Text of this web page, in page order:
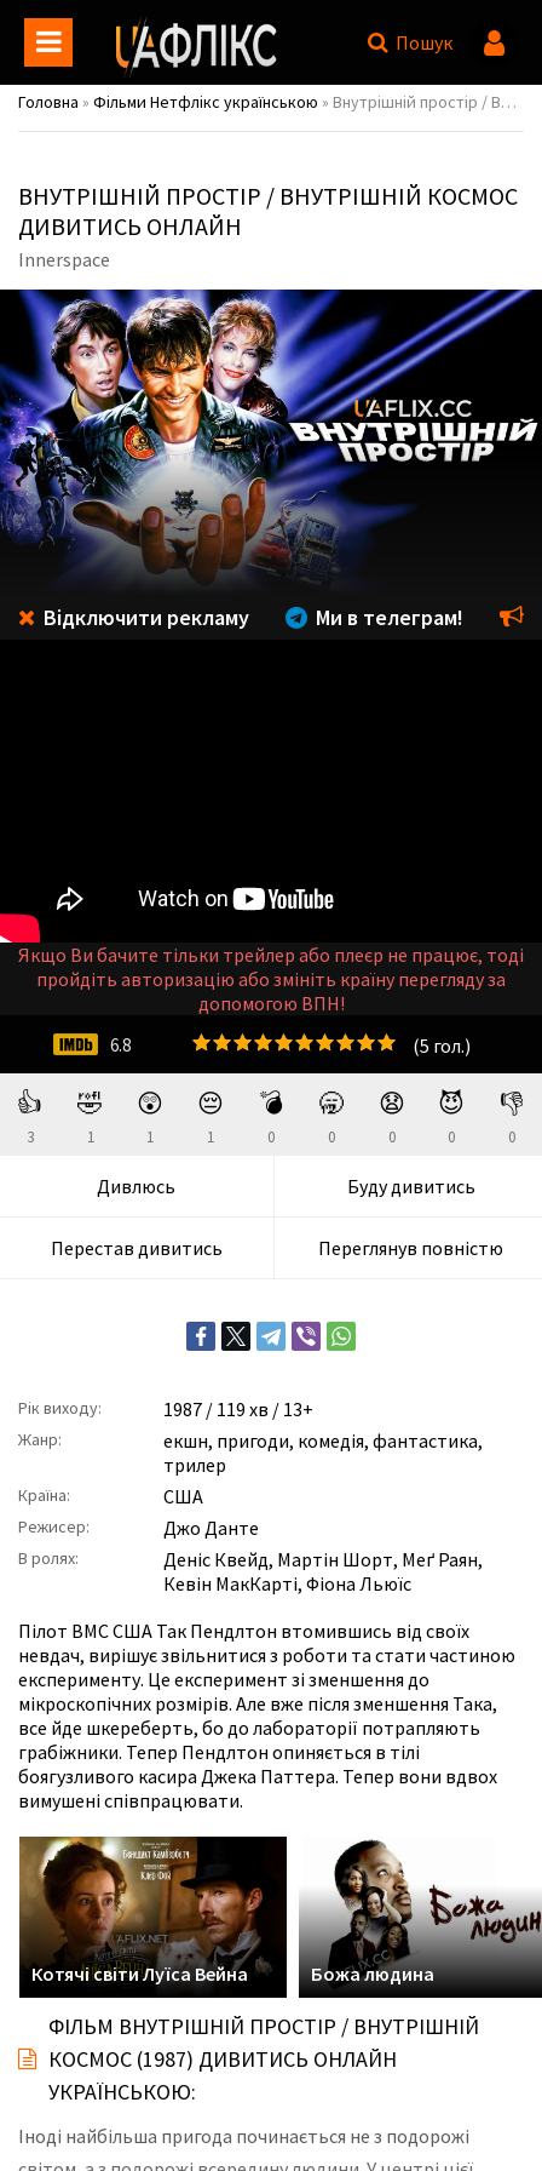
Пошук
Головна » Фільми Нетфлікс українською » Внутрішній простір / Внутрішній космос / Innerspace
ВНУТРІШНІЙ ПРОСТІР / ВНУТРІШНІЙ КОСМОС
ДИВИТИСЬ ОНЛАЙН
Innerspace
👍
3
🤣
1
😲
1
😔
1
💣
0
🥱
0
😧
0
😈
0
👎
0
Дивлюсь Буду дивитись
Перестав дивитись Переглянув повністю
Рік виходу: 1987 / 119 хв / 13+
Жанр: екшн, пригоди, комедія, фантастика,
трилер
Країна: США
Режисер: Джо Данте
В ролях: Деніс Квейд, Мартін Шорт, Меґ Раян,
Кевін МакКарті, Фіона Льюїс
Пілот ВМС США Так Пендлтон втомившись від своїх
невдач, вирішує звільнитися з роботи та стати частиною
експерименту. Це експеримент зі зменшення до
мікроскопічних розмірів. Але вже після зменшення Така,
все йде шкереберть, бо до лабораторії потрапляють
грабіжники. Тепер Пендлтон опиняється в тілі
боягузливого касира Джека Паттера. Тепер вони вдвох
вимушені співпрацювати.
(5 гол.)
6.8
Відключити рекламу Ми в телеграм!
Якщо Ви бачите тільки трейлер або плеєр не працює, тоді
пройдіть авторизацію або змініть країну перегляду за
допомогою ВПН!
Котячі світи Луїса Вейна Божа людина
ФІЛЬМ ВНУТРІШНІЙ ПРОСТІР / ВНУТРІШНІЙ
КОСМОС (1987) ДИВИТИСЬ ОНЛАЙН
УКРАЇНСЬКОЮ:
Іноді найбільша пригода починається не з подорожі